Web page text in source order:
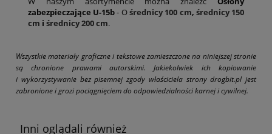
zabezpieczające U-15b- Ośrednicy 100 cm, średnicy 150
cm i średnicy 200 cm.
Wszystkie materiały graficzne i tekstowe zamieszczone na niniejszej stronie
są chronione prawami autorskimi. Jakiekolwiek ich kopiowanie
i wykorzystywanie bez pisemnej zgody właściciela strony drogbit.pl jest
zabronione i grozi pociągnięciem do odpowiedzialności karnej i cywilnej.
Inni oglądali również